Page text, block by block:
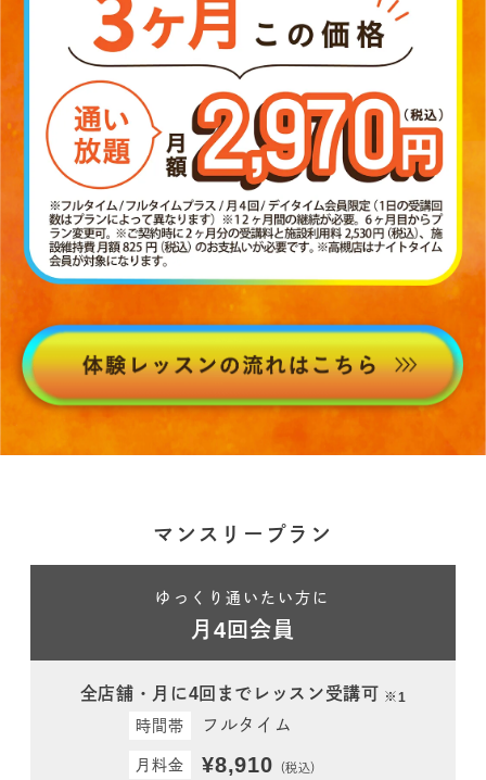
マンスリープラン
ゆっくり通いたい方に
月4回会員
全店舗・月に4回までレッスン受講可 ※1
時間帯 フルタイム
月料金 ¥8,910 （税込）